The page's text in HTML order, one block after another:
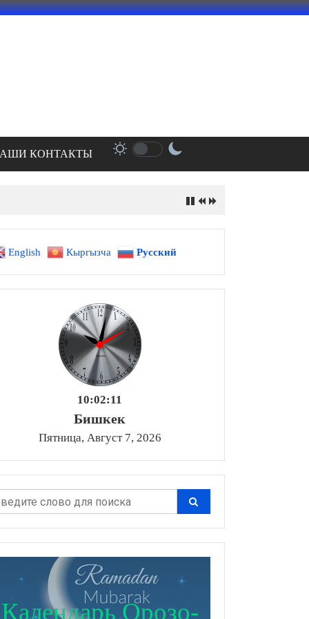
КОНТАКТЫ
English Кыргызча Русский
10:02:13
Бишкек
Пятница, Август 7, 2026
Календарь Орозо-